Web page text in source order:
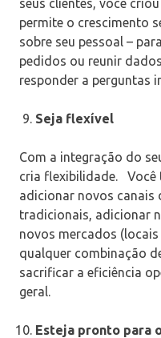
seus clientes, você
permite o crescimento
sobre seu pessoal –
pedidos ou reunir
responder a perguntas
Seja flexível
Com a integração do
cria flexibilidade.
Você
adicionar novos canais
tradicionais, adicionar
novos mercados
qualquer combinação
sacrificar a eficiência
geral.
Esteja pronto para